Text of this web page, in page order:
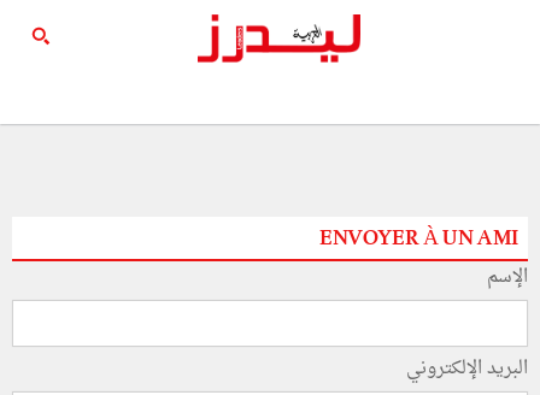
ENVOYER À UN AMI
الإسم
البريد الإلكتروني